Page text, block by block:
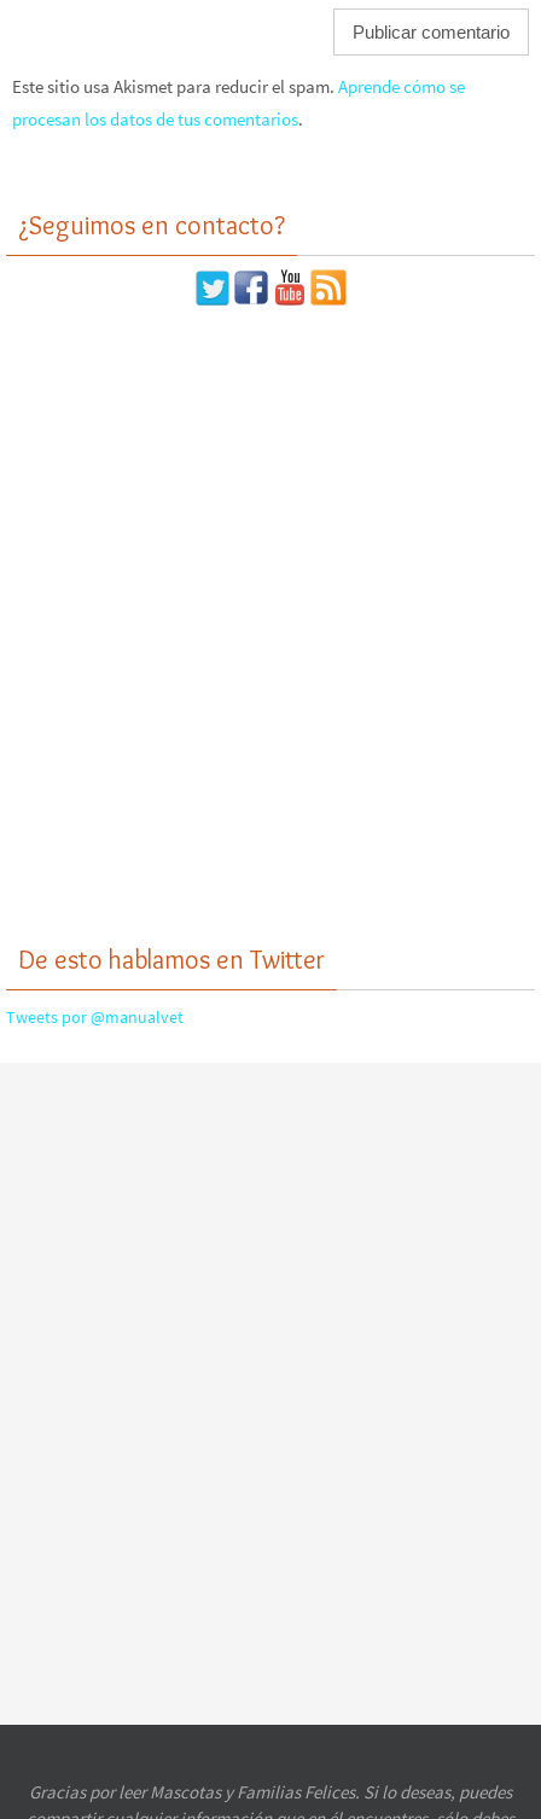
Este sitio usa Akismet para reducir el spam. Aprende cómo se
procesan los datos de tus comentarios.
¿Seguimos en contacto?
De esto hablamos en Twitter
Tweets por @manualvet
Gracias por leer Mascotas y Familias Felices. Si lo deseas, puedes